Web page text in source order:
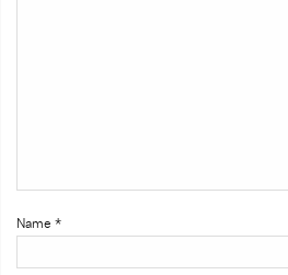
Name *